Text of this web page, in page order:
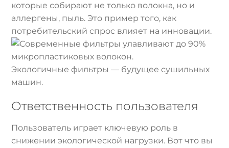
которые собирают не только волокна, но и
аллергены, пыль. Это пример того, как
потребительский спрос влияет на инновации.
Экологичные фильтры — будущее сушильных
машин.
Ответственность пользователя
Пользователь играет ключевую роль в
снижении экологической нагрузки. Вот что вы